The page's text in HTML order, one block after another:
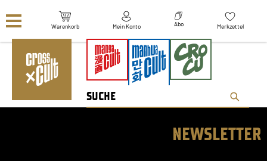
Warenkorb Mein Konto Abo Merkzettel
NEWSLETTER